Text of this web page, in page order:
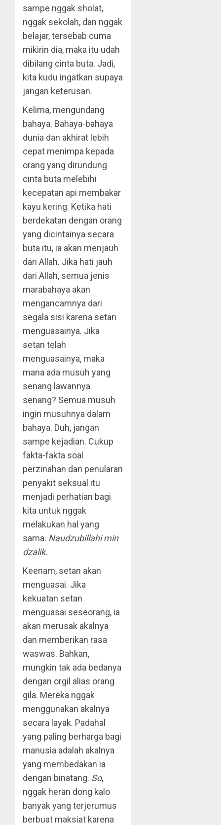
sampe nggak sholat,
nggak sekolah, dan nggak
belajar, tersebab cuma
mikirin dia, maka itu udah
dibilang cinta buta. Jadi,
kita kudu ingatkan supaya
jangan keterusan.
Kelima, mengundang
bahaya. Bahaya-bahaya
dunia dan akhirat lebih
cepat menimpa kepada
orang yang dirundung
cinta buta melebihi
kecepatan api membakar
kayu kering. Ketika hati
berdekatan dengan orang
yang dicintainya secara
buta itu, ia akan menjauh
dari Allah. Jika hati jauh
dari Allah, semua jenis
marabahaya akan
mengancamnya dari
segala sisi karena setan
menguasainya. Jika
setan telah
menguasainya, maka
mana ada musuh yang
senang lawannya
senang? Semua musuh
ingin musuhnya dalam
bahaya. Duh, jangan
sampe kejadian. Cukup
fakta-fakta soal
perzinahan dan penularan
penyakit seksual itu
menjadi perhatian bagi
kita untuk nggak
melakukan hal yang
sama. Naudzubillahi min
dzalik.
Keenam, setan akan
menguasai. Jika
kekuatan setan
menguasai seseorang, ia
akan merusak akalnya
dan memberikan rasa
waswas. Bahkan,
mungkin tak ada bedanya
dengan orgil alias orang
gila. Mereka nggak
menggunakan akalnya
secara layak. Padahal
yang paling berharga bagi
manusia adalah akalnya
yang membedakan ia
dengan binatang. So,
nggak heran dong kalo
banyak yang terjerumus
berbuat maksiat karena